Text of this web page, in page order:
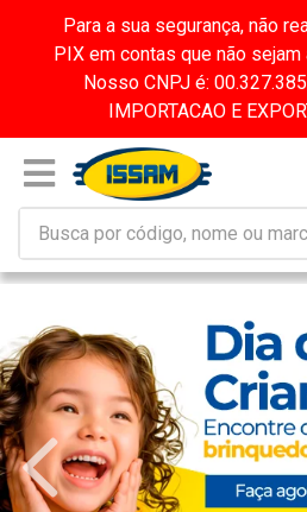
Para a sua segurança, não
PIX em contas que não
Nosso CNPJ é:
IMPORTACAO E